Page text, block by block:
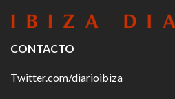
CONTACTO
Twitter.com/diarioibiza